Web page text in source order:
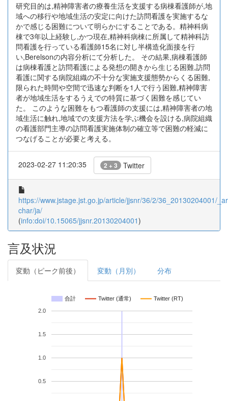
研究目的は,精神障害者の療養生活を支援する病棟看護師が,地
域への移行や地域生活の安定に向けた訪問看護を実施するな
かで感じる困難について明らかにすることである。精神科病
棟で3年以上経験し,かつ現在,精神科病棟に所属して精神科訪
問看護を行っている看護師15名に対し半構造化面接を行
い,Berelsonの内容分析にて分析した。 その結果,病棟看護師
は病棟看護と訪問看護による発想の開きから生じる困難,訪問
看護に関する病院組織の不十分な実施支援態勢からくる困難,
限られた時間や空間で迅速な判断を1人で行う困難,精神障害
者が地域生活をするうえでの特質に基づく困難を感じてい
た。 このような困難をもつ看護師の支援には,精神障害者の地
域生活に触れ,地域での支援方法を学ぶ機会を設ける,病院組織
の看護部門主導の訪問看護実施体制の確立等で困難の軽減に
つなげることが必要と考える。
2023-02-27 11:20:35 2 + 3 Twitter
https://www.jstage.jst.go.jp/article/jjsnr/36/2/36_20130204001/
char/ja/
(info:doi/10.15065/jjsnr.20130204001)
言及状況
変動（ピーク前後） 変動（月別） 分布
合計 Twitter (通常) Twitter (RT)
0.5
1.0
1.5
2.0